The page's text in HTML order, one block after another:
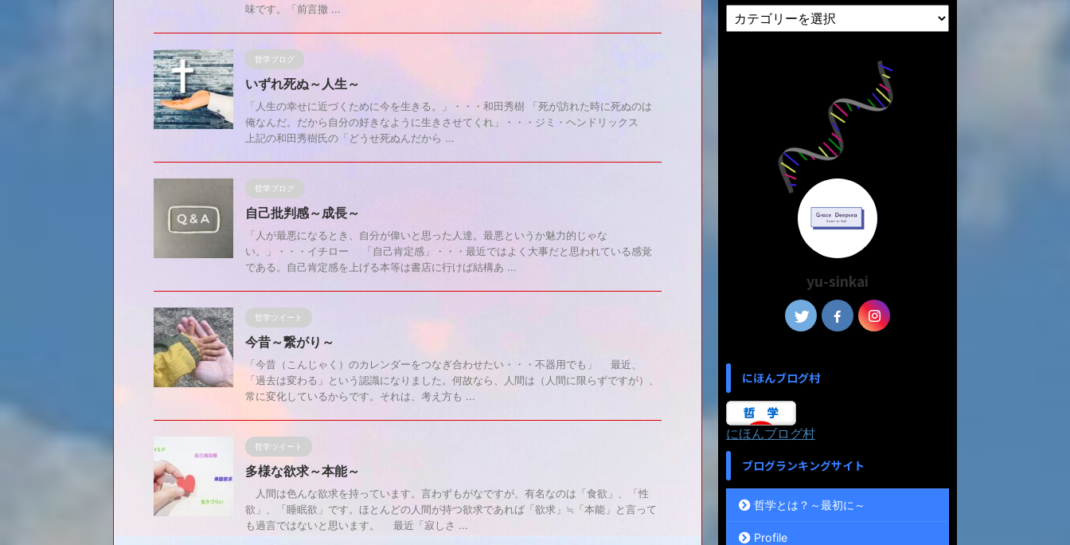
味です。「前言撤 ...
哲学ブログ
いずれ死ぬ～人生～
「人生の幸せに近づくために今を生きる。」・・・和田秀樹 「死が訪れた時に死ぬのは
俺なんだ。だから自分の好きなように生きさせてくれ」・・・ジミ・ヘンドリックス
上記の和田秀樹氏の「どうせ死ぬんだから ...
哲学ブログ
自己批判感～成長～
「人が最悪になるとき、自分が偉いと思った人達。最悪というか魅力的じゃな
い。」・・・イチロー 「自己肯定感」・・・最近ではよく大事だと思われている感覚
である。自己肯定感を上げる本等は書店に行けば結構あ ...
哲学ツイート
今昔～繋がり～
「今昔（こんじゃく）のカレンダーをつなぎ合わせたい・・・不器用でも」 最近、
「過去は変わる」という認識になりました。何故なら、人間は（人間に限らずですが）、
常に変化しているからです。それは、考え方も ...
哲学ツイート
多様な欲求～本能～
人間は色んな欲求を持っています。言わずもがなですが、有名なのは「食欲」、「性
欲」、「睡眠欲」です。ほとんどの人間が持つ欲求であれば「欲求」≒「本能」と言って
も過言ではないと思います。 最近「寂しさ ...
yu-sinkai
にほんブログ村
にほんブログ村
ブログランキングサイト
哲学とは？～最初に～
Profile